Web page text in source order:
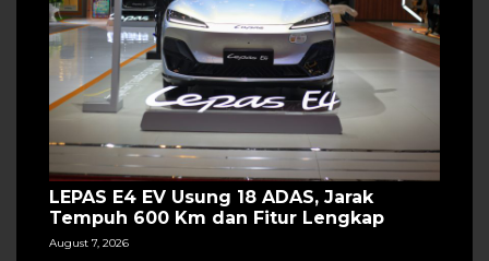
LEPAS E4 EV Usung 18 ADAS, Jarak
Tempuh 600 Km dan Fitur Lengkap
August 7, 2026